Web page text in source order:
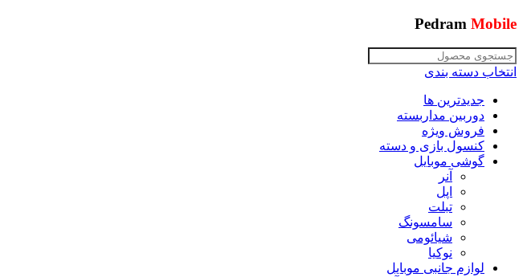
Pedram Mobile
انتخاب دسته بندی
جدیدترین ها
دوربین مداربسته
فروش ویژه
کنسول بازی و دسته
گوشی موبایل
آنر
اپل
تبلت
سامسونگ
شیائومی
نوکیا
لوازم جانبی موبایل